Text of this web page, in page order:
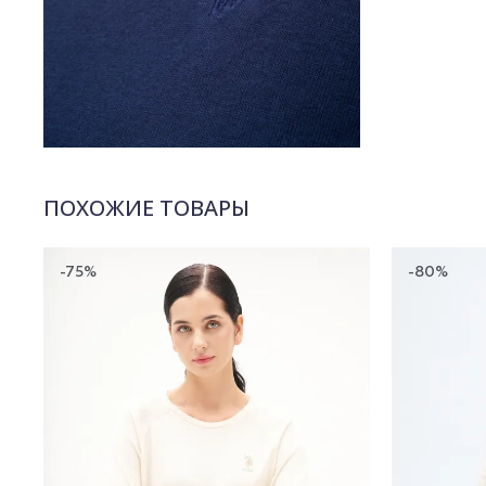
ПОХОЖИЕ ТОВАРЫ
-75% -80%